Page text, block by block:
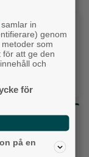
och är helt
sociala medier.
var val
samlar in
genom
som
för att ge den
och
för
på en